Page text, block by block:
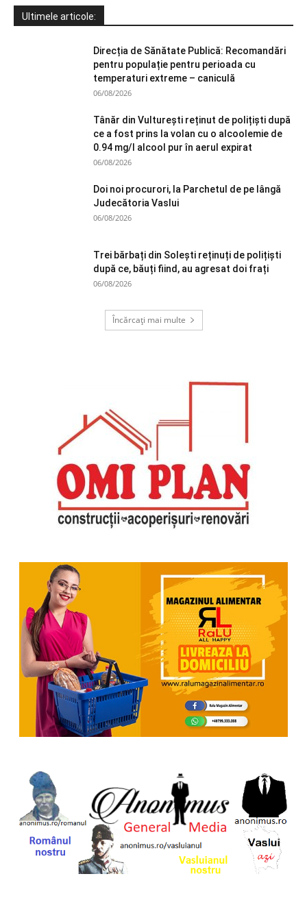
Ultimele articole:
Direcția de Sănătate Publică: Recomandări
pentru populație pentru perioada cu
temperaturi extreme – caniculă
06/08/2026
Tânăr din Vulturești reținut de polițiști după
ce a fost prins la volan cu o alcoolemie de
0.94 mg/l alcool pur în aerul expirat
06/08/2026
Doi noi procurori, la Parchetul de pe lângă
Judecătoria Vaslui
06/08/2026
Trei bărbați din Solești reținuți de polițiști
după ce, băuți fiind, au agresat doi frați
06/08/2026
Încărcați mai multe